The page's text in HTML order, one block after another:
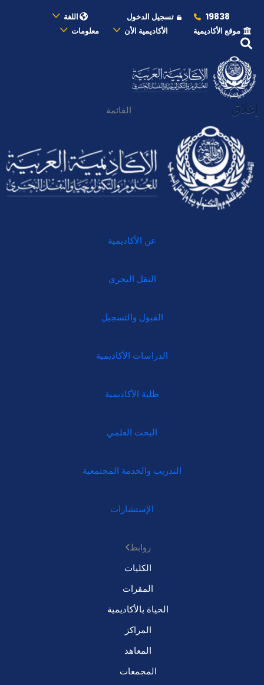
19838 تسجيل الدخول
اللغة
موقع الأكاديمية
الأكاديمية الأن معلومات
إغلاق القائمة
عن الأكاديمية
النقل البحري
القبول والتسجيل
الدراسات الأكاديمية
طلبة الأكاديمية
البحث العلمي
التدريب والخدمة المجتمعية
الإستشارات
روابط
الكليات
المقرات
الحياة بالأكاديمية
المراكز
المعاهد
المجمعات